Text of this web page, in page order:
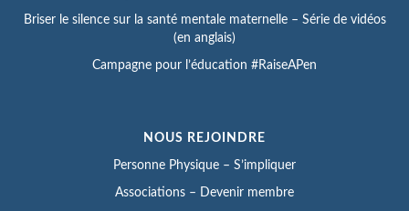
Briser le silence sur la santé mentale maternelle – Série de vidéos
(en anglais)
Campagne pour l’éducation #RaiseAPen
NOUS REJOINDRE
Personne Physique – S’impliquer
Associations – Devenir membre